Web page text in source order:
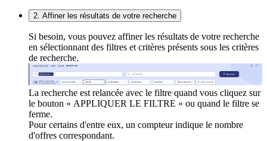
2. Affiner les résultats de votre recherche
Si besoin, vous pouvez affiner les résultats de votre recherche
en sélectionnant des filtres et critères présents sous les critères
de recherche.
La recherche est relancée avec le filtre quand vous cliquez sur
le bouton « APPLIQUER LE FILTRE » ou quand le filtre se
ferme.
Pour certains d'entre eux, un compteur indique le nombre
d'offres correspondant.